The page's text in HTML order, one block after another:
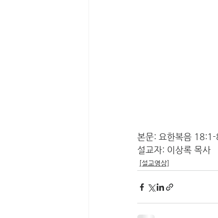
본문: 요한복음
설교자: 이상록 목사
[설교영상]